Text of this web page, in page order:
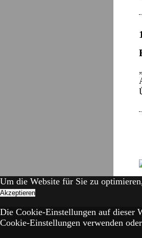
Um die Website für Sie zu
Akzeptieren
Die Cookie-Einstellungen auf dieser
Cookie-Einstellungen verwenden